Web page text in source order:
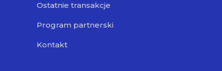
Ostatnie transakcje
Program partnerski
Kontakt